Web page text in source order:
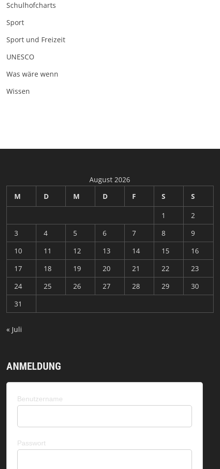
Schulhofcharts
Sport
Sport und Freizeit
UNESCO
Was wäre wenn
Wissen
August 2026
M
D M D F S S
1
2
3
4 5 6 7 8
9
10
11 12 13 14 15
16
17
18 19 20 21 22
23
24
25 26 27 28 29
30
31
« Juli
ANMELDUNG
Benutzername
Passwort